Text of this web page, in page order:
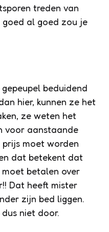
treden van
goed al goed zou je
beduidend
hier, kunnen ze het
ze weten het
voor aanstaande
prijs moet worden
dat betekent dat
betalen over
Dat heeft mister
zijn bed liggen.
niet door.